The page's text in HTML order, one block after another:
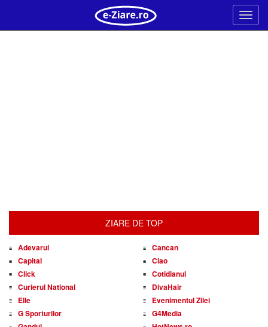
Meniu
ZIARE DE TOP
Adevarul
Cancan
Capital
Ciao
Click
Cotidianul
Curierul National
DivaHair
Elle
Evenimentul Zilei
G Sporturilor
G4Media